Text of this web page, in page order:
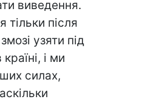
виведення.
після
узяти під
і ми
силах,